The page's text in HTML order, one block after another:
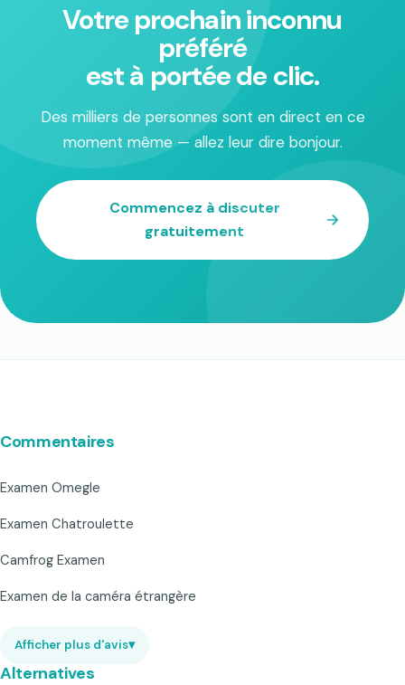
Votre prochain inconnu
préféré
est à portée de clic.
Des milliers de personnes sont en direct en ce
moment même — allez leur dire bonjour.
Commencez à discuter
gratuitement
Commentaires
Examen Omegle
Examen Chatroulette
Camfrog Examen
Examen de la caméra étrangère
Afficher plus d'avis▾
Alternatives